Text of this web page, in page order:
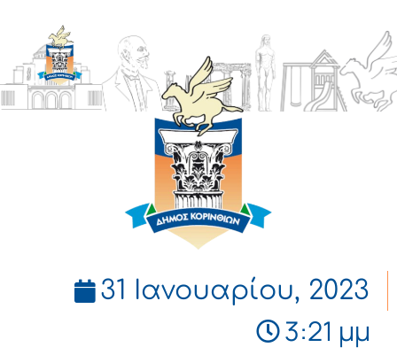
ΔΗΜΟΣ
ΚΟΡΙΝΘΙΩΝ
31 Ιανουαρίου, 2023
3:21 μμ